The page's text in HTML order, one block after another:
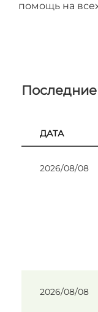
помощь на
ДАТА
2026/08/08
2026/08/08